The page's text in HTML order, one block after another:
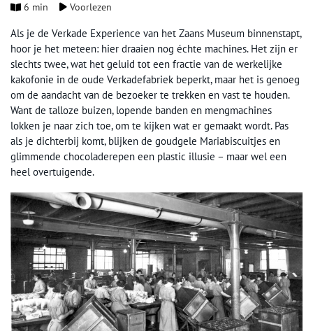
6 min Voorlezen
Als je de Verkade Experience van het Zaans Museum binnenstapt,
hoor je het meteen: hier draaien nog échte machines. Het zijn er
slechts twee, wat het geluid tot een fractie van de werkelijke
kakofonie in de oude Verkadefabriek beperkt, maar het is genoeg
om de aandacht van de bezoeker te trekken en vast te houden.
Want de talloze buizen, lopende banden en mengmachines
lokken je naar zich toe, om te kijken wat er gemaakt wordt. Pas
als je dichterbij komt, blijken de goudgele Mariabiscuitjes en
glimmende chocoladerepen een plastic illusie – maar wel een
heel overtuigende.